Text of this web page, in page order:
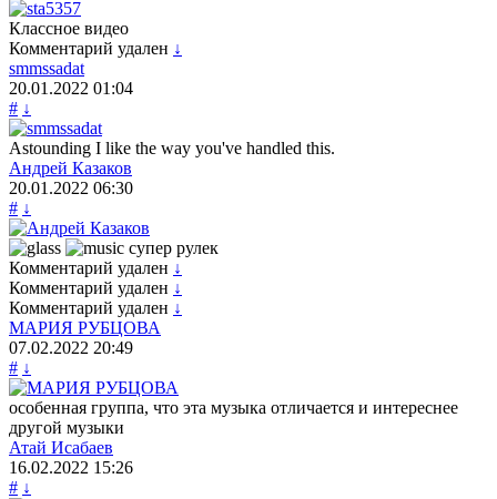
Классное видео
Комментарий удален ↓
smmssadat
20.01.2022 01:04
# ↓
Astounding I like the way you've handled this.
Андрей Казаков
20.01.2022 06:30
# ↓
супер рулек
Комментарий удален ↓
Комментарий удален ↓
Комментарий удален ↓
МАРИЯ РУБЦОВА
07.02.2022 20:49
# ↓
особенная группа, что эта музыка отличается и интереснее
другой музыки
Атай Исабаев
16.02.2022 15:26
# ↓